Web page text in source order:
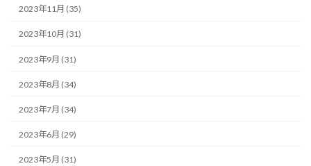
2023年11月 (35)
2023年10月 (31)
2023年9月 (31)
2023年8月 (34)
2023年7月 (34)
2023年6月 (29)
2023年5月 (31)